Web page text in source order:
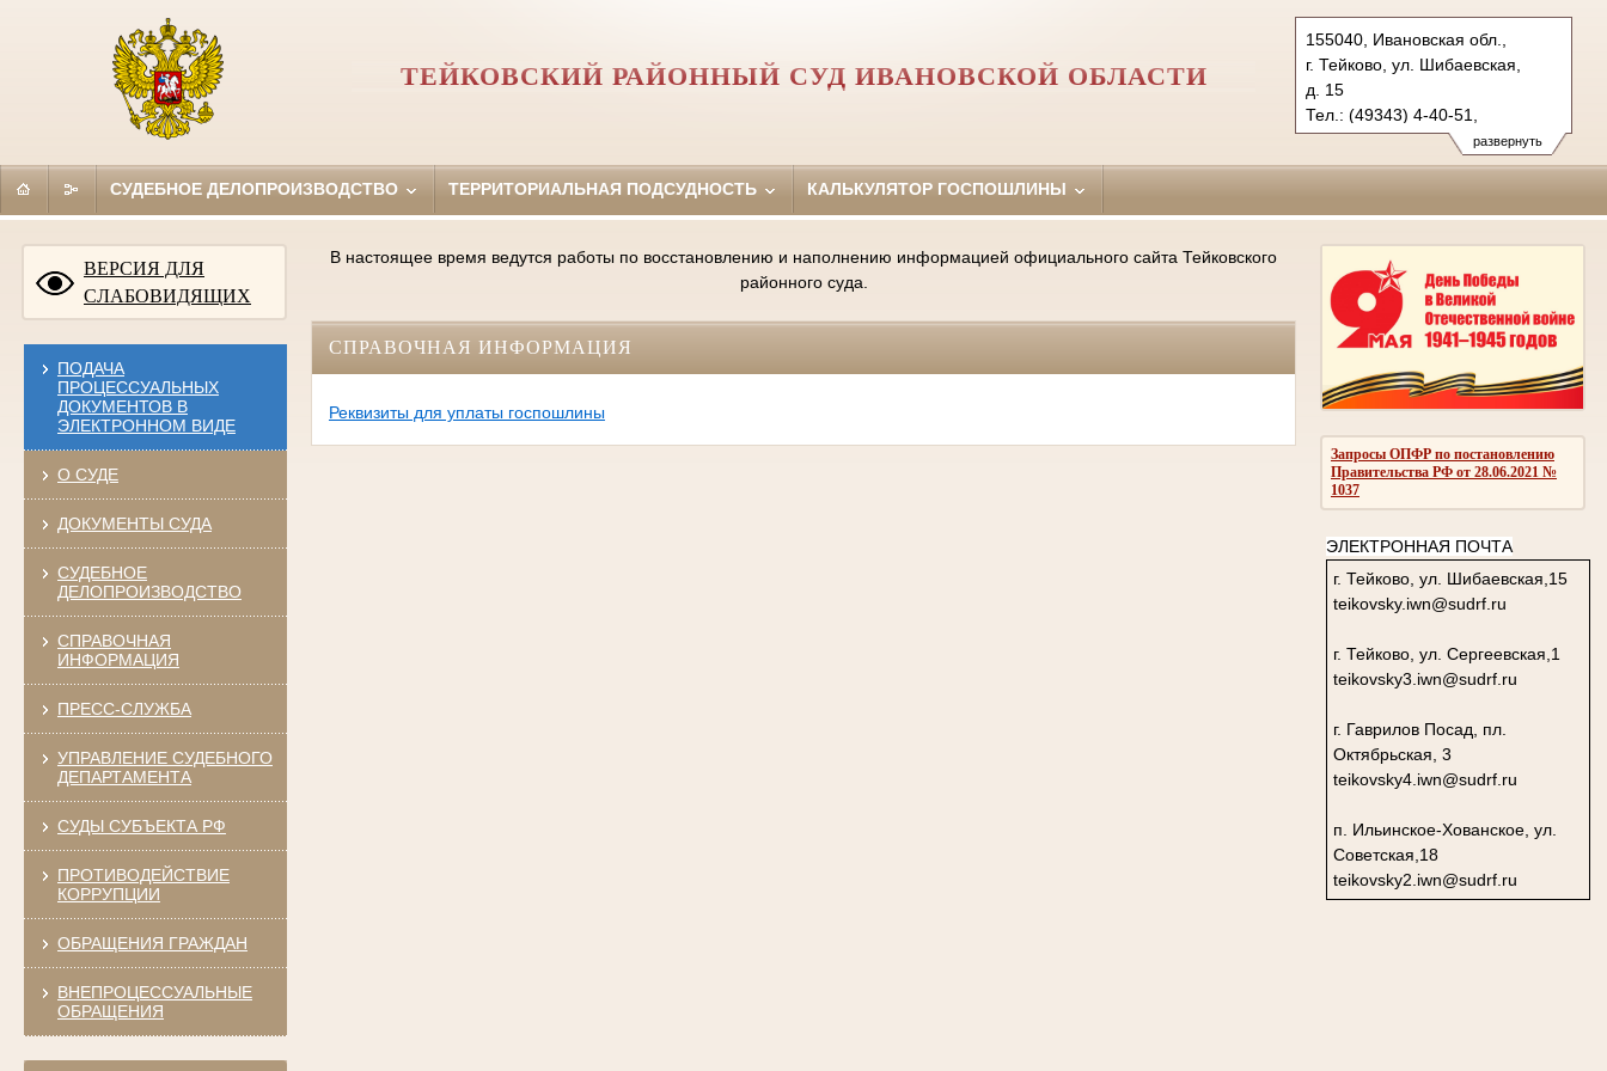
развернуть
155040, Ивановская обл.,
г. Тейково, ул. Шибаевская,
д. 15
Тел.: (49343) 4-40-51,
(49355)-2-15-80, (49353)-2-10-
30
ТЕЙКОВСКИЙ РАЙОННЫЙ СУД ИВАНОВСКОЙ ОБЛАСТИ
СУДЕБНОЕ ДЕЛОПРОИЗВОДСТВО ТЕРРИТОРИАЛЬНАЯ ПОДСУДНОСТЬ КАЛЬКУЛЯТОР ГОСПОШЛИНЫ
ВЕРСИЯ ДЛЯ
СЛАБОВИДЯЩИХ
ПОДАЧА
ПРОЦЕССУАЛЬНЫХ
ДОКУМЕНТОВ В
ЭЛЕКТРОННОМ ВИДЕ
О СУДЕ
ДОКУМЕНТЫ СУДА
СУДЕБНОЕ
ДЕЛОПРОИЗВОДСТВО
СПРАВОЧНАЯ
ИНФОРМАЦИЯ
ПРЕСС-СЛУЖБА
УПРАВЛЕНИЕ СУДЕБНОГО
ДЕПАРТАМЕНТА
СУДЫ СУБЪЕКТА РФ
ПРОТИВОДЕЙСТВИЕ
КОРРУПЦИИ
ОБРАЩЕНИЯ ГРАЖДАН
ВНЕПРОЦЕССУАЛЬНЫЕ
ОБРАЩЕНИЯ
Запросы ОПФР по постановлению
Правительства РФ от 28.06.2021 №
1037
ЭЛЕКТРОННАЯ ПОЧТА
г. Тейково, ул. Шибаевская,15
teikovsky.iwn@sudrf.ru
г. Тейково, ул. Сергеевская,1
teikovsky3.iwn@sudrf.ru
г. Гаврилов Посад, пл.
Октябрьская, 3
teikovsky4.iwn@sudrf.ru
п. Ильинское-Хованское, ул.
Советская,18
teikovsky2.iwn@sudrf.ru
В настоящее время ведутся работы по восстановлению и наполнению информацией официального сайта Тейковского
районного суда.
СПРАВОЧНАЯ ИНФОРМАЦИЯ
Реквизиты для уплаты госпошлины